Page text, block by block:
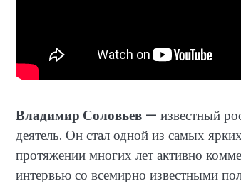
Владимир Соловьев — известный
деятель. Он стал одной из самых
протяжении многих лет активно
интервью со всемирно известными